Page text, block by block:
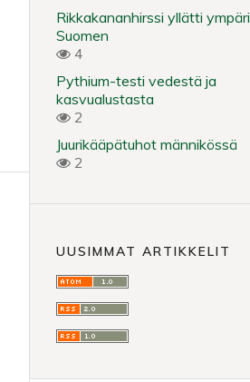
Rikkakananhirssi yllätti ympäri
Suomen
4
Pythium-testi vedestä ja
kasvualustasta
2
Juurikääpätuhot männikössä
2
UUSIMMAT ARTIKKELIT